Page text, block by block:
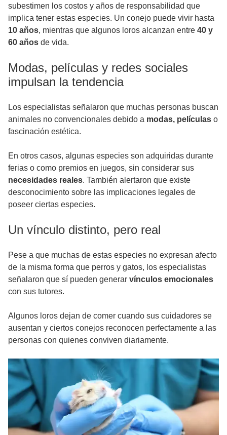
subestimen los costos y años de responsabilidad que
implica tener estas especies. Un conejo puede vivir hasta
10 años, mientras que algunos loros alcanzan entre 40 y
60 años de vida.
Modas, películas y redes sociales
impulsan la tendencia
Los especialistas señalaron que muchas personas buscan
animales no convencionales debido a modas, películas o
fascinación estética.
En otros casos, algunas especies son adquiridas durante
ferias o como premios en juegos, sin considerar sus
necesidades reales. También alertaron que existe
desconocimiento sobre las implicaciones legales de
poseer ciertas especies.
Un vínculo distinto, pero real
Pese a que muchas de estas especies no expresan afecto
de la misma forma que perros y gatos, los especialistas
señalaron que sí pueden generar vínculos emocionales
con sus tutores.
Algunos loros dejan de comer cuando sus cuidadores se
ausentan y ciertos conejos reconocen perfectamente a las
personas con quienes conviven diariamente.